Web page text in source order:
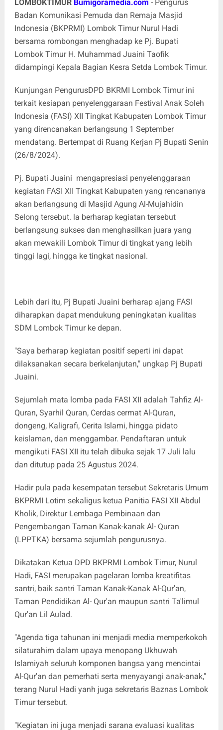
LOMBOKTIMUR Bumigoramedia.com - Pengurus
Badan Komunikasi Pemuda dan Remaja Masjid
Indonesia (BKPRMI) Lombok Timur Nurul Hadi
bersama rombongan menghadap ke Pj. Bupati
Lombok Timur H. Muhammad Juaini Taofik
didampingi Kepala Bagian Kesra Setda Lombok Timur.
Kunjungan PengurusDPD BKRMI Lombok Timur ini
terkait kesiapan penyelenggaraan Festival Anak Soleh
Indonesia (FASI) XII Tingkat Kabupaten Lombok Timur
yang direncanakan berlangsung 1 September
mendatang. Bertempat di Ruang Kerjan Pj Bupati Senin
(26/8/2024).
Pj. Bupati Juaini mengapresiasi penyelenggaraan
kegiatan FASI XII Tingkat Kabupaten yang rencananya
akan berlangsung di Masjid Agung Al-Mujahidin
Selong tersebut. la berharap kegiatan tersebut
berlangsung sukses dan menghasilkan juara yang
akan mewakili Lombok Timur di tingkat yang lebih
tinggi lagi, hingga ke tingkat nasional.
Lebih dari itu, Pj Bupati Juaini berharap ajang FASI
diharapkan dapat mendukung peningkatan kualitas
SDM Lombok Timur ke depan.
"Saya berharap kegiatan positif seperti ini dapat
dilaksanakan secara berkelanjutan," ungkap Pj Bupati
Juaini.
Sejumlah mata lomba pada FASI XII adalah Tahfiz Al-
Quran, Syarhil Quran, Cerdas cermat Al-Quran,
dongeng, Kaligrafi, Cerita Islami, hingga pidato
keislaman, dan menggambar. Pendaftaran untuk
mengikuti FASI XII itu telah dibuka sejak 17 Juli lalu
dan ditutup pada 25 Agustus 2024.
Hadir pula pada kesempatan tersebut Sekretaris Umum
BKPRMI Lotim sekaligus ketua Panitia FASI XII Abdul
Kholik, Direktur Lembaga Pembinaan dan
Pengembangan Taman Kanak-kanak Al- Quran
(LPPTKA) bersama sejumlah pengurusnya.
Dikatakan Ketua DPD BKPRMI Lombok Timur, Nurul
Hadi, FASI merupakan pagelaran lomba kreatifitas
santri, baik santri Taman Kanak-Kanak Al-Qur'an,
Taman Pendidikan Al- Qur'an maupun santri Ta'limul
Qur'an Lil Aulad.
"Agenda tiga tahunan ini menjadi media memperkokoh
silaturahim dalam upaya menopang Ukhuwah
Islamiyah seluruh komponen bangsa yang mencintai
Al-Qur'an dan pemerhati serta menyayangi anak-anak,"
terang Nurul Hadi yanh juga sekretaris Baznas Lombok
Timur tersebut.
"Kegiatan ini juga menjadi sarana evaluasi kualitas